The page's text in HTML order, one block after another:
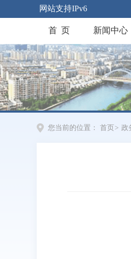
网站支持IPv6
首 页 新闻中心
您当前的位置： 首页 > 政